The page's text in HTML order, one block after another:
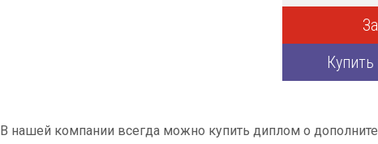
В нашей компании всегда можно купить диплом о